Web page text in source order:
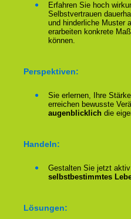
Erfahren Sie hoch
Selbstvertrauen
und hinderliche Muster
erarbeiten konkrete
können.
Perspektiven:
Sie erlernen, Ihre
erreichen bewusste
augenblicklich die
Handeln:
Gestalten Sie jetzt
selbstbestimmtes
Lösungen: